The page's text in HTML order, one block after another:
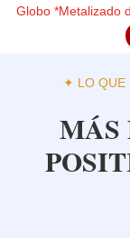
Globo*Metalizado
✦ LO QUE
MÁS